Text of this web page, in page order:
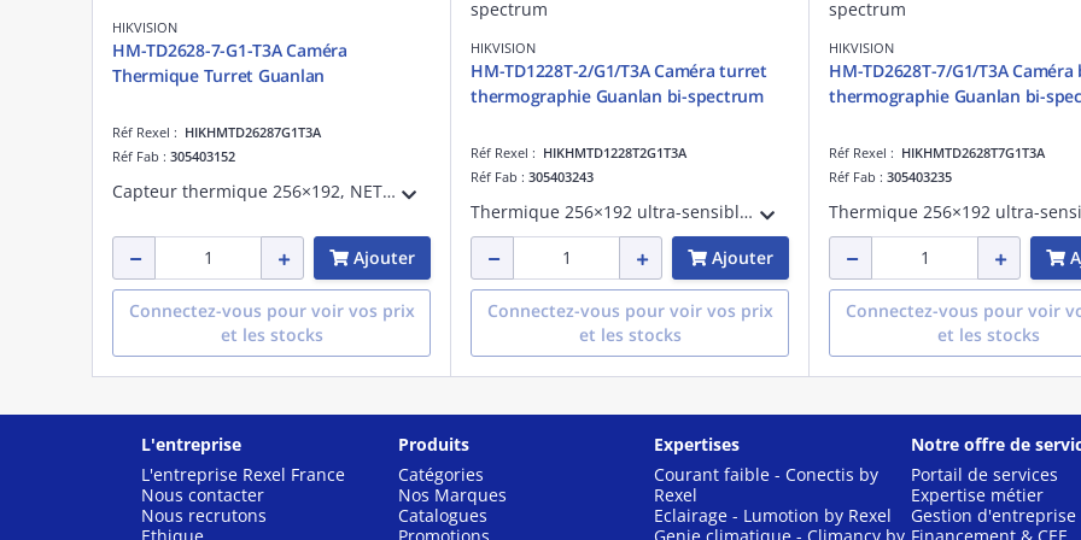
HIKVISION
HM-TD2628-7-G1-T3A Caméra
Thermique Turret Guanlan
Réf Rexel : HIKHMTD26287G1T3A
Réf Fab : 305403152
Capteur thermique 256×192, NETD'25mK, détection avancée humains-véhicules avec IA Guanlan, éclairage hybride (IR-blanc), alarme température -20°C~150°C, détection feu-fumée, traitement d'image AGC-DDE-3D DNR, garantie 10 ans.
Ajouter
Connectez-vous pour voir vos prix
et les stocks
HIKVISION
HM-TD1228T-2/G1/T3A Caméra turret
thermographie Guanlan bi-spectrum
Réf Rexel : HIKHMTD1228T2G1T3A
Réf Fab : 305403243
Thermique 256×192 ultra-sensible (NETD '25 mK), IA GUANLAN pour détection précise longue distance, alertes incendie/fumée/tabagisme, éclairage hybride intelligent, filtres anti-reflets/vehicules, traitement DDE & DNR 3D, garantie 10 ans.
Ajouter
Connectez-vous pour voir vos prix
et les stocks
HIKVISION
HM-TD2628T-7/G1/T3A
thermographie Guanlan bi-
Réf Rexel : HIKHMTD2628T7G1T3A
Réf Fab : 305403235
Connectez-vous pour voir
et les stocks
L'entreprise
L'entreprise Rexel France
Nous contacter
Nous recrutons
Produits
Catégories
Nos Marques
Catalogues
Expertises
Courant faible - Conectis by
Rexel
Eclairage - Lumotion by Rexel
Notre offre de
Portail de services
Expertise métier
Gestion d'entreprise